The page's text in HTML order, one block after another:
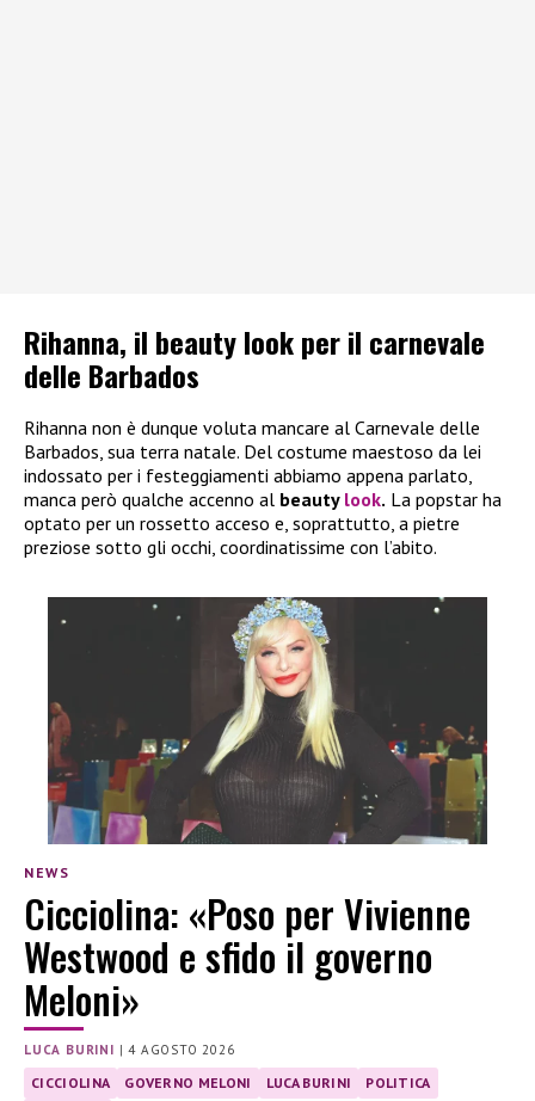
Rihanna, il beauty look per il carnevale
delle Barbados
Rihanna non è dunque voluta mancare al Carnevale delle
Barbados, sua terra natale. Del costume maestoso da lei
indossato per i festeggiamenti abbiamo appena parlato,
manca però qualche accenno al beauty look. La popstar ha
optato per un rossetto acceso e, soprattutto, a pietre
preziose sotto gli occhi, coordinatissime con l’abito.
NEWS
Cicciolina: «Poso per Vivienne
Westwood e sfido il governo
Meloni»
LUCA BURINI |4 AGOSTO 2026
CICCIOLINA GOVERNO MELONI LUCA BURINI POLITICA